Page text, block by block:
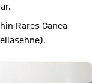
Rares Canea